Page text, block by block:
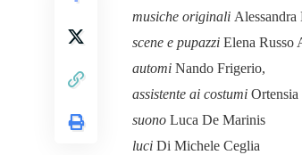
musiche originali Alessandra
scene e pupazzi Elena Russo
automi Nando Frigerio,
assistente ai costumi Ortensia
suono Luca De Marinis
luci Di Michele Ceglia